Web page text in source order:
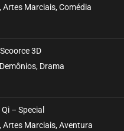
Artes Marciais, Comédia
3D
Drama
– Special
Artes Marciais, Aventura